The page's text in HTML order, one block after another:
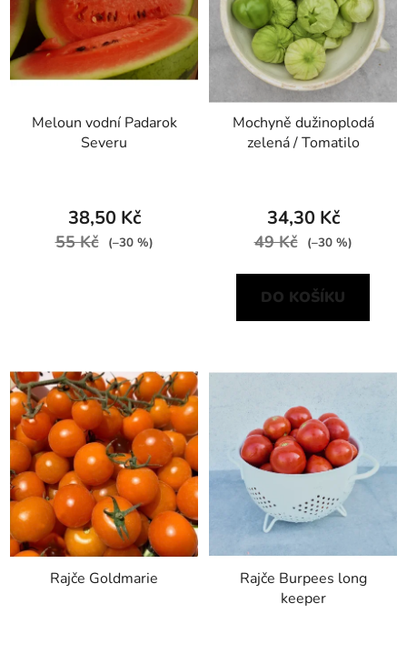
Meloun vodní Padarok
Severu
38,50 Kč
55 Kč (–30 %)
Mochyně dužinoplodá
zelená / Tomatilo
34,30 Kč
49 Kč (–30 %)
DO KOŠÍKU
Rajče Goldmarie
Rajče Burpees long
keeper